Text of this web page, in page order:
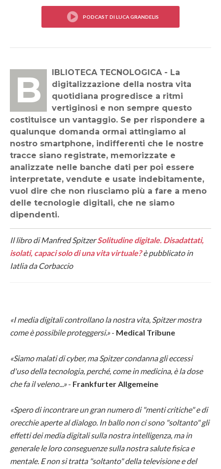
BIBLIOTECA TECNOLOGICA - La
digitalizzazione della nostra vita
quotidiana progredisce a ritmi
vertiginosi e non sempre questo
costituisce un vantaggio. Se per rispondere a
qualunque domanda ormai attingiamo al
nostro smartphone, indifferenti che le nostre
tracce siano registrate, memorizzate e
analizzate nelle banche dati per poi essere
interpretate, vendute e usate indebitamente,
vuol dire che non riusciamo più a fare a meno
delle tecnologie digitali, che ne siamo
dipendenti.
Il libro di Manfred SpitzerSolitudine digitale. Disadattati,
isolati, capaci solo di una vita virtuale?è pubblicato in
Iatlia da Corbaccio
«I media digitali controllano la nostra vita, Spitzer mostra
come è possibile proteggersi.»- Medical Tribune
«Siamo malati di cyber, ma Spitzer condanna gli eccessi
d'uso della tecnologia, perché, come in medicina, è la dose
che fa il veleno...»- Frankfurter Allgemeine
«Spero di incontrare un gran numero di "menti critiche" e di
orecchie aperte al dialogo. In ballo non ci sono "soltanto" gli
effetti dei media digitali sulla nostra intelligenza, ma in
generale le loro conseguenze sulla nostra salute fisica e
mentale. E non si tratta "soltanto" della televisione e del